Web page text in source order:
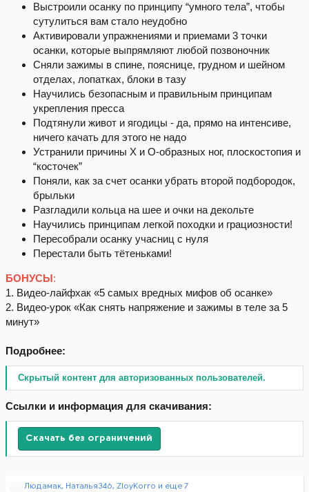
Выстроили осанку по принципу “умного тела”, чтобы
сутулиться вам стало неудобно
Активировали упражнениями и приемами 3 точки
осанки, которые выпрямляют любой позвоночник
Сняли зажимы в спине, пояснице, грудном и шейном
отделах, лопатках, блоки в тазу
Научились безопасным и правильным принципам
укрепления пресса
Подтянули живот и ягодицы - да, прямо на интенсиве,
ничего качать для этого не надо
Устранили причины Х и О-образных ног, плоскостопия и
“косточек”
Поняли, как за счет осанки убрать второй подбородок,
брыльки
Разгладили кольца на шее и очки на декольте
Научились принципам легкой походки и грациозности!
Пересобрали осанку учасниц с нуля
Перестали быть тётеньками!
БОНУСЫ:
1. Видео-лайфхак «5 самых вредных мифов об осанке»
2. Видео-урок «Как снять напряжение и зажимы в теле за 5
минут»
Подробнее:
Скрытый контент для авторизованных пользователей.
Ссылки и информация для скачивания:
Скачать без ограничений
Р
Людамак, Наталья346, ZloyKorro и еще 7